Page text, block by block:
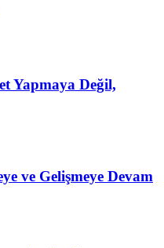
Yapmaya Değil,
ve Gelişmeye Devam